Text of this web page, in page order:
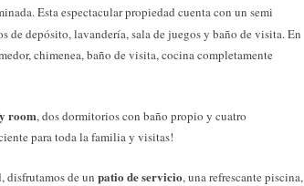
Esta espectacular propiedad cuenta con un semi
de depósito, lavandería, sala de juegos y baño de visita. En
chimenea, baño de visita, cocina completamente
room, dos dormitorios con baño propio y cuatro
para toda la familia y visitas!
disfrutamos de un patio de servicio, una refrescante piscina,